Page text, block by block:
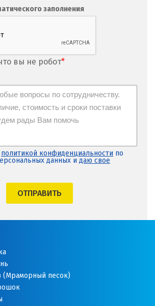
заполнения
вы не робот*
политикой конфиденциальности по
данных и даю свое
ОТПРАВИТЬ
(Мраморный песок)